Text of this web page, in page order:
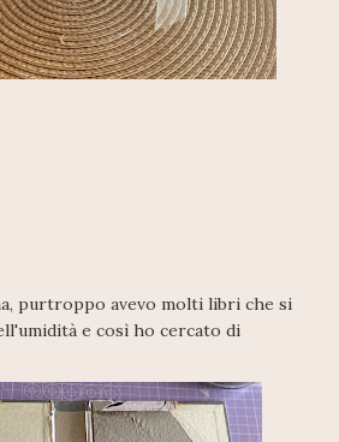
purtroppo avevo molti libri che si
e così ho cercato di